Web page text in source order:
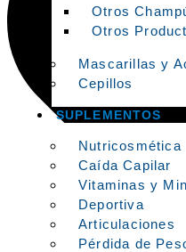
Otros
Otros
Mascarillas y
Cepillos
SUPLEMENTOS
Nutricosmética
Caída Capilar
Vitaminas y
Deportiva
Articulaciones
Pérdida de